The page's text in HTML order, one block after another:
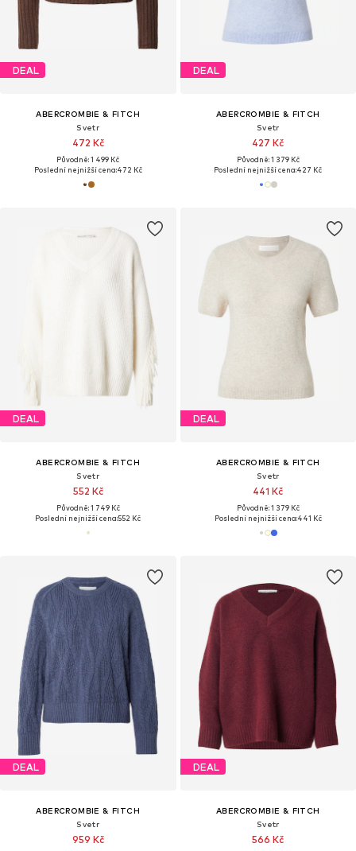
DEAL
ABERCROMBIE & FITCH
Svetr
472 Kč
Původně: 1 499 Kč
Poslední nejnižší cena:472 Kč
DEAL
ABERCROMBIE & FITCH
Svetr
427 Kč
Původně: 1 379 Kč
Poslední nejnižší cena:427 Kč
DEAL
ABERCROMBIE & FITCH
Svetr
552 Kč
Původně: 1 749 Kč
Poslední nejnižší cena:552 Kč
DEAL
ABERCROMBIE & FITCH
Svetr
441 Kč
Původně: 1 379 Kč
Poslední nejnižší cena:441 Kč
DEAL
ABERCROMBIE & FITCH
Svetr
959 Kč
DEAL
ABERCROMBIE & FITCH
Svetr
566 Kč